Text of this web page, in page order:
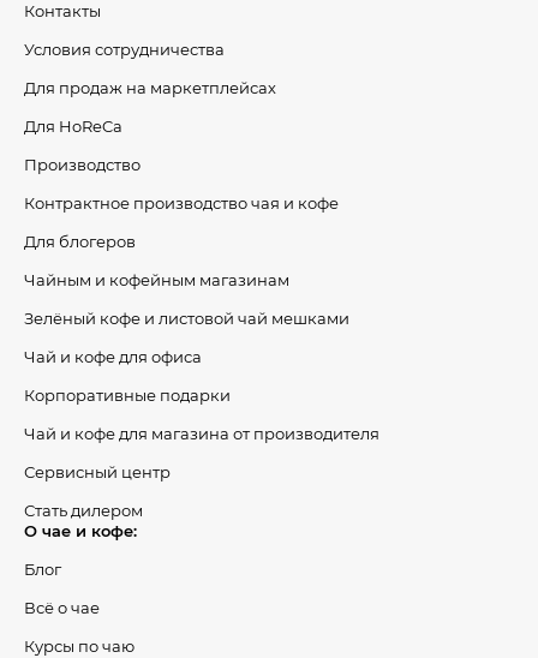
Контакты
Условия сотрудничества
Для продаж на маркетплейсах
Для HoReCa
Производство
Контрактное производство чая и кофе
Для блогеров
Чайным и кофейным магазинам
Зелёный кофе и листовой чай мешками
Чай и кофе для офиса
Корпоративные подарки
Чай и кофе для магазина от производителя
Сервисный центр
Стать дилером
О чае и кофе:
Блог
Всё о чае
Курсы по чаю